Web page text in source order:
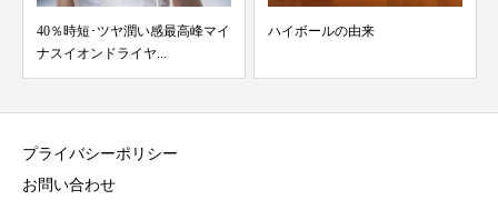
40％時短･ツヤ潤い感最高峰マイ
ナスイオンドライヤ...
ハイボールの由来
プライバシーポリシー
お問い合わせ